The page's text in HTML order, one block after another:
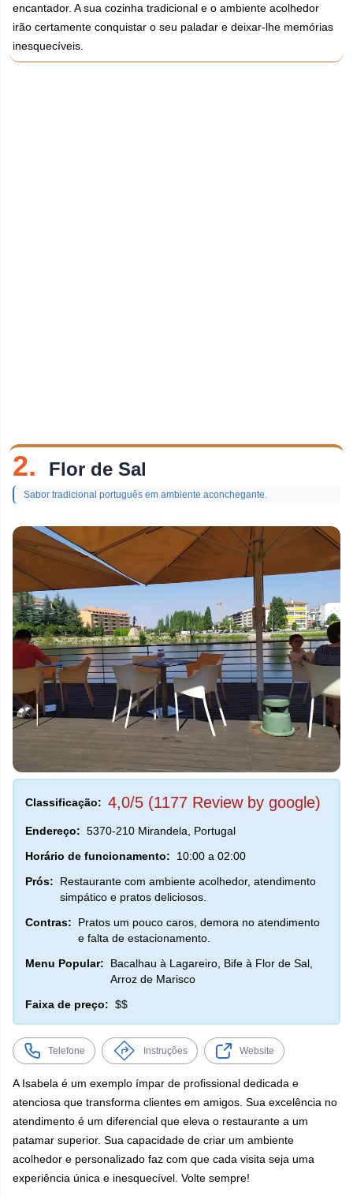
encantador. A sua cozinha tradicional e o ambiente acolhedor
irão certamente conquistar o seu paladar e deixar-lhe memórias
inesquecíveis.
2. Flor de Sal
Sabor tradicional português em ambiente aconchegante.
Classificação: 4,0/5 (1177 Review by google)
Endereço: 5370-210 Mirandela, Portugal
Horário de funcionamento:
10:00 a 02:00
Prós:
Restaurante com ambiente acolhedor, atendimento
simpático e pratos deliciosos.
Contras:
Pratos um pouco caros, demora no atendimento
e falta de estacionamento.
Menu Popular:
Bacalhau à Lagareiro, Bife à Flor de Sal,
Arroz de Marisco
Faixa de preço: $$
Telefone Instruções Website
A Isabela é um exemplo ímpar de profissional dedicada e
atenciosa que transforma clientes em amigos. Sua excelência no
atendimento é um diferencial que eleva o restaurante a um
patamar superior. Sua capacidade de criar um ambiente
acolhedor e personalizado faz com que cada visita seja uma
experiência única e inesquecível. Volte sempre!